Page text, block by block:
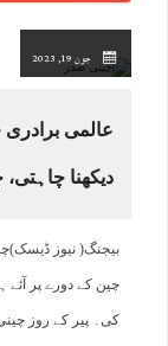
جون 19, 2023
عالمی برادری
دیکھنا
بیجنگ( نیوز
چین کے دورے پر آئے
کی۔ پیر کے روز